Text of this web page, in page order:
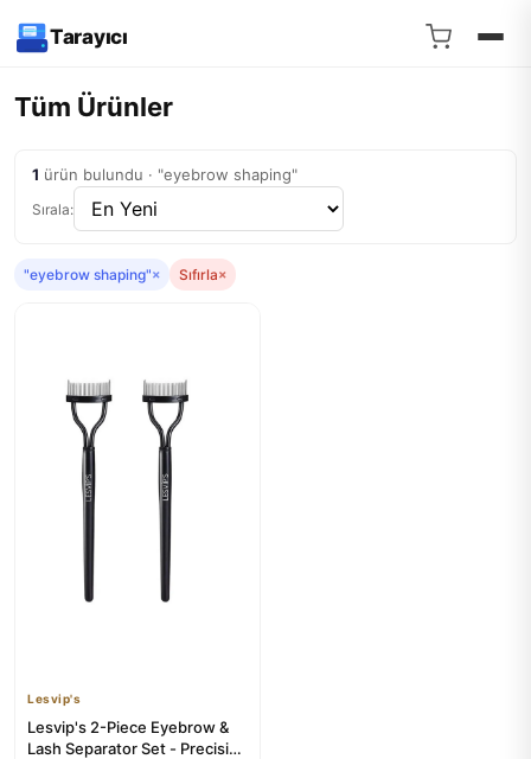
Tarayıcı
Tüm Ürünler
1 ürün bulundu · "eyebrow shaping"
Sırala:
"eyebrow shaping"× Sıfırla×
Lesvip's
Lesvip's 2-Piece Eyebrow &
Lash Separator Set - Precision